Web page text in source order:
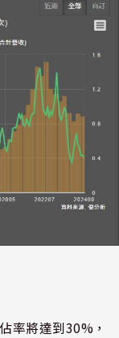
率將達到30%，